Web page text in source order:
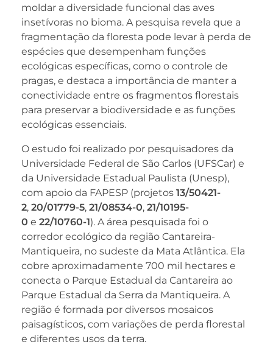
moldar a diversidade funcional das aves
insetívoras no bioma. A pesquisa revela que a
fragmentação da floresta pode levar à perda de
espécies que desempenham funções
ecológicas específicas, como o controle de
pragas, e destaca a importância de manter a
conectividade entre os fragmentos florestais
para preservar a biodiversidade e as funções
ecológicas essenciais.
O estudo foi realizado por pesquisadores da
Universidade Federal de São Carlos (UFSCar) e
da Universidade Estadual Paulista (Unesp),
com apoio da FAPESP (projetos 13/50421-
2, 20/01779-5, 21/08534-0, 21/10195-
0 e 22/10760-1). A área pesquisada foi o
corredor ecológico da região Cantareira-
Mantiqueira, no sudeste da Mata Atlântica. Ela
cobre aproximadamente 700 mil hectares e
conecta o Parque Estadual da Cantareira ao
Parque Estadual da Serra da Mantiqueira. A
região é formada por diversos mosaicos
paisagísticos, com variações de perda florestal
e diferentes usos da terra.